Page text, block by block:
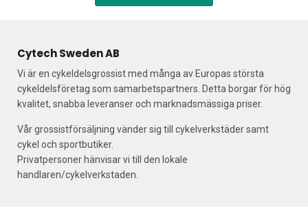
Cytech Sweden AB
Vi är en cykeldelsgrossist med många av Europas största
cykeldelsföretag som samarbetspartners. Detta borgar för hög
kvalitet, snabba leveranser och marknadsmässiga priser.
Vår grossistförsäljning vänder sig till cykelverkstäder samt
cykel och sportbutiker.
Privatpersoner hänvisar vi till den lokale
handlaren/cykelverkstaden.